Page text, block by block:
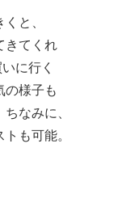
と、
きてくれ
に行く
の様子も
なみに、
も可能。